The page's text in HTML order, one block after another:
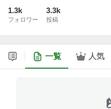
1.3k
フォロワー
3.3k
投稿
一覧 人気